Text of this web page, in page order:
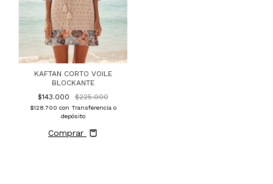
KAFTAN CORTO VOILE
BLOCKANTE
$143.000
$225.000
$128.700 con Transferencia o
depósito
Comprar